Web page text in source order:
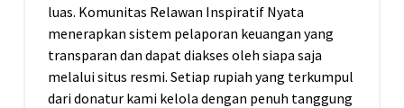
luas. Komunitas Relawan Inspiratif Nyata
menerapkan sistem pelaporan keuangan yang
transparan dan dapat diakses oleh siapa saja
melalui situs resmi. Setiap rupiah yang terkumpul
dari donatur kami kelola dengan penuh tanggung